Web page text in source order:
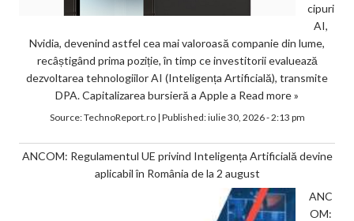
cipuri
AI,
Nvidia, devenind astfel cea mai valoroasă companie din lume,
recâștigând prima poziție, în timp ce investitorii evaluează
dezvoltarea tehnologiilor AI (Inteligența Artificială), transmite
DPA. Capitalizarea bursieră a Apple a Read more »
Source:TechnoReport.ro| Published:iulie 30, 2026 - 2:13 pm
ANCOM: Regulamentul UE privind Inteligența Artificială devine
aplicabil în România de la 2 august
ANC
OM: